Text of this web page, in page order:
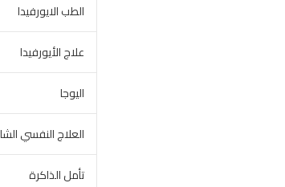
الطب الايورفيدا
علاج الأيورفيدا
اليوجا
العلاج النفسي
تأمل الذاكرة